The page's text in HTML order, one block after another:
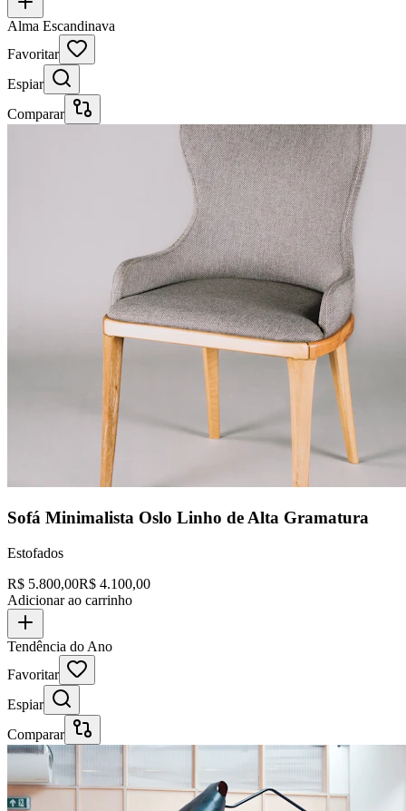
Alma Escandinava
Favoritar
Espiar
Comparar
Sofá Minimalista Oslo Linho de Alta Gramatura
Estofados
R$ 5.800,00R$ 4.100,00
Adicionar ao carrinho
Tendência do Ano
Favoritar
Espiar
Comparar